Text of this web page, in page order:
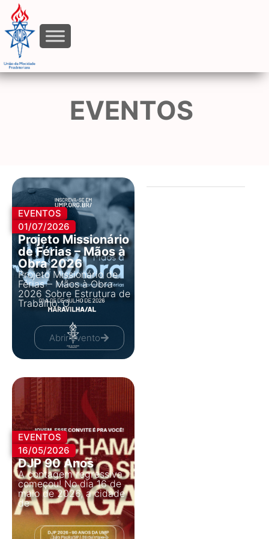
EVENTOS
EVENTOS
01/07/2026
Projeto Missionário
de Férias – Mãos à
Obra 2026
Projeto Missionário de
Férias – Mãos à Obra
2026 Sobre Estrutura de
Trabalho: O
Abrir evento
EVENTOS
16/05/2026
DJP 90 Anos
A contagem regressiva
começou! No dia 16 de
maio de 2026, a cidade
de